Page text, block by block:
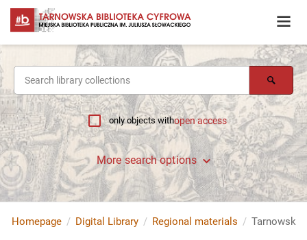
only objects withopen access
More search options
Homepage Digital Library Regional materials Tarnowskie